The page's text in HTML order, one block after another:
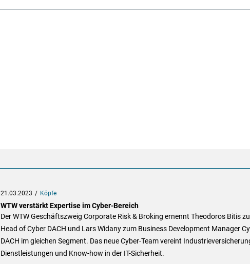
21.03.2023 Köpfe
WTW verstärkt Expertise im Cyber-Bereich
Der WTW Geschäftszweig Corporate Risk & Broking ernennt Theodoros Bitis
Head of Cyber DACH und Lars Widany zum Business Development Manager
DACH im gleichen Segment. Das neue Cyber-Team vereint
Dienstleistungen und Know-how in der IT-Sicherheit.